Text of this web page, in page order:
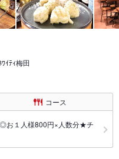
ｲﾃｨ梅田
コース
お１人様800円×人数分★チ